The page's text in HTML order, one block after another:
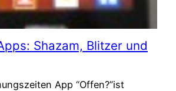
Shazam, Blitzer und
App “Offen?”ist